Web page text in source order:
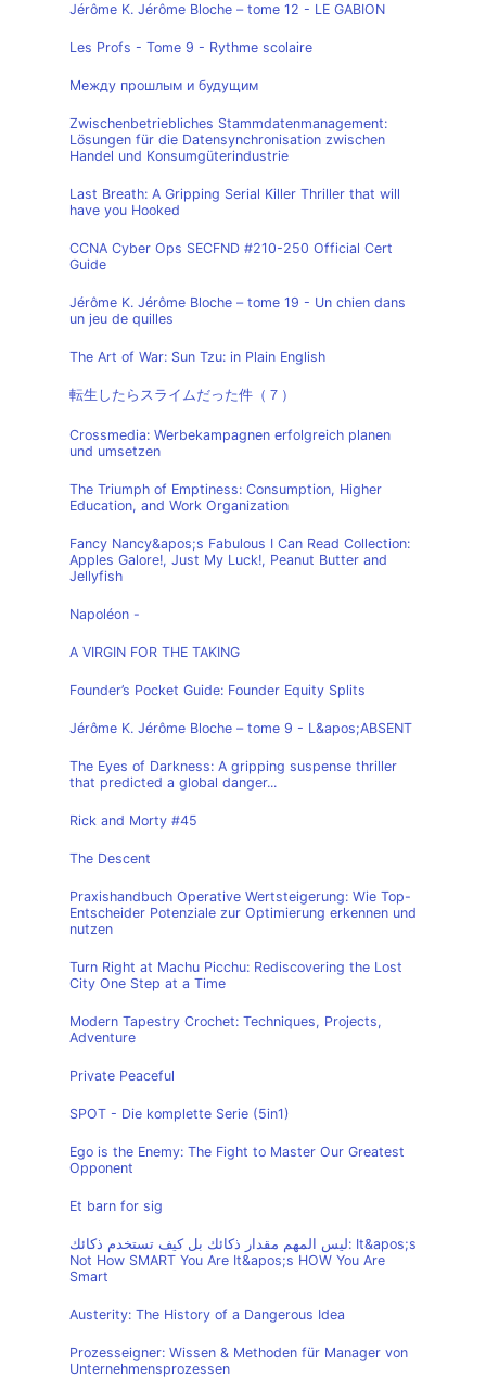
Jérôme K. Jérôme Bloche – tome 12 - LE GABION
Les Profs - Tome 9 - Rythme scolaire
Между прошлым и будущим
Zwischenbetriebliches Stammdatenmanagement:
Lösungen für die Datensynchronisation zwischen
Handel und Konsumgüterindustrie
Last Breath: A Gripping Serial Killer Thriller that will
have you Hooked
CCNA Cyber Ops SECFND #210-250 Official Cert
Guide
Jérôme K. Jérôme Bloche – tome 19 - Un chien dans
un jeu de quilles
The Art of War: Sun Tzu: in Plain English
転生したらスライムだった件（７）
Crossmedia: Werbekampagnen erfolgreich planen
und umsetzen
The Triumph of Emptiness: Consumption, Higher
Education, and Work Organization
Fancy Nancy&apos;s Fabulous I Can Read Collection:
Apples Galore!, Just My Luck!, Peanut Butter and
Jellyfish
Napoléon -
A VIRGIN FOR THE TAKING
Founder’s Pocket Guide: Founder Equity Splits
Jérôme K. Jérôme Bloche – tome 9 - L&apos;ABSENT
The Eyes of Darkness: A gripping suspense thriller
that predicted a global danger...
Rick and Morty #45
The Descent
Praxishandbuch Operative Wertsteigerung: Wie Top-
Entscheider Potenziale zur Optimierung erkennen und
nutzen
Turn Right at Machu Picchu: Rediscovering the Lost
City One Step at a Time
Modern Tapestry Crochet: Techniques, Projects,
Adventure
Private Peaceful
SPOT - Die komplette Serie (5in1)
Ego is the Enemy: The Fight to Master Our Greatest
Opponent
Et barn for sig
ليس المهم مقدار ذكائك بل كيف تستخدم ذكائك: It&apos;s
Not How SMART You Are It&apos;s HOW You Are
Smart
Austerity: The History of a Dangerous Idea
Prozesseigner: Wissen & Methoden für Manager von
Unternehmensprozessen